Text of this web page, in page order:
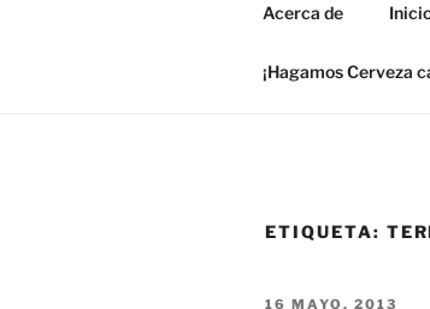
Acerca de
¡Hagamos Cerveza
ETIQUETA:
PUBLICADO
16 MAYO, 2013